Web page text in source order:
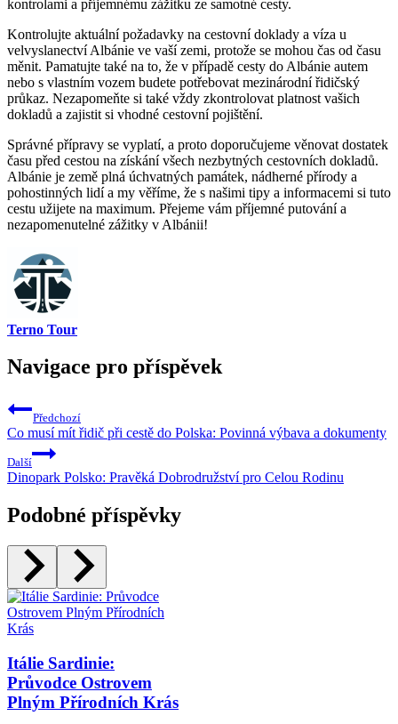
kontrolami a příjemnému zážitku ze samotné‍ cesty.
Kontrolujte aktuální požadavky ​na​ cestovní doklady a víza u
velvyslanectví Albánie ve vaší zemi, protože se ⁣mohou čas od času
měnit. Pamatujte také na to, že v případě cesty do Albánie autem
nebo s vlastním vozem ‌budete potřebovat mezinárodní řidičský
průkaz. Nezapomeňte si také vždy zkontrolovat platnost vašich
‌dokladů a zajistit si vhodné ⁣cestovní pojištění.
Správné přípravy se ‍vyplatí, a proto doporučujeme věnovat dostatek
času před cestou na získání všech nezbytných cestovních​ dokladů. ​
Albánie je země plná úchvatných památek, nádherné přírody ​a
pohostinných lidí a my věříme, že s⁤ našimi ​tipy a informacemi si tuto⁤
cestu užijete na maximum. Přejeme vám příjemné‍ putování a
nezapomenutelné zážitky v Albánii!
Terno Tour
Navigace pro příspěvek
Předchozí
Co musí mít řidič při cestě do Polska: Povinná výbava a dokumenty
Další
Dinopark Polsko: Pravěká Dobrodružství pro Celou Rodinu
Podobné příspěvky
Itálie Sardinie:
Průvodce Ostrovem
Plným Přírodních Krás